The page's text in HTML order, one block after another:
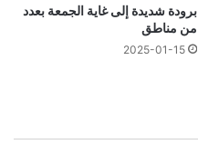
برودة شديدة إلى غاية الجمعة بعدد
من مناطق
2025-01-15